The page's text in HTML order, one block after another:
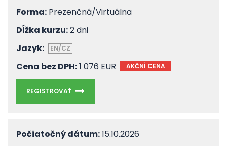
Forma: Prezenčná/Virtuálna
Dĺžka kurzu:2 dni
Jazyk:
EN/CZ
Cena bez DPH:1 076 EUR AKČNÍ CENA
REGISTROVAŤ
Počiatočný dátum:15.10.2026